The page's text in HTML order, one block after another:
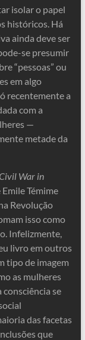
isolar o papel
históricos. Há
ainda deve ser
se presumir
“pessoas” ou
em algo
recentemente a
com a
—
metade da
War in
Témime
Revolução
isso como
Infelizmente,
livro em outros
tipo de imagem
as mulheres
consciência se
das facetas
que